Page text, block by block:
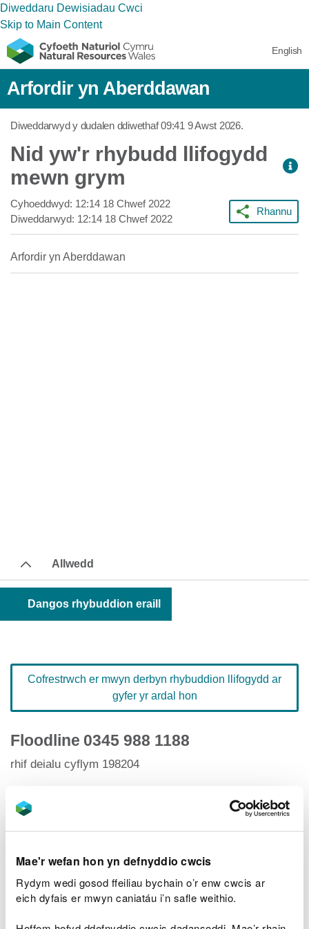
Mae'r wefan hon yn defnyddio cwcis
Rydym wedi gosod ffeiliau bychain o’r enw cwcis ar
eich dyfais er mwyn caniatáu i’n safle weithio.
Diweddaru Dewisiadau Cwci
Skip to Main Content
English
Arfordir yn Aberddawan
Diweddarwyd y dudalen ddiwethaf09:41 9 Awst 2026.
Nid yw'r rhybudd llifogydd
mewn grym
Cyhoeddwyd: 12:14 18 Chwef 2022
Diweddarwyd: 12:14 18 Chwef 2022
Rhannu
Arfordir yn Aberddawan
Allwedd
Dangos rhybuddion eraill
Cofrestrwch er mwyn derbyn rhybuddion llifogydd ar
gyfer yr ardal hon
Floodline 0345 988 1188
rhif deialu cyflym 198204
Hafan Rhybuddion Llifogydd
Lefelau afonydd